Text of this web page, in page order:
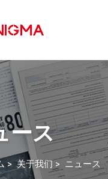
ース
>关于我们> ニュース